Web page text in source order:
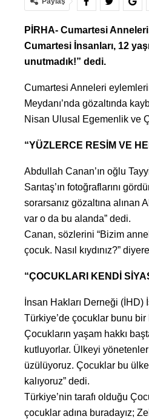
PİRHA- Cumartesi
Cumartesi İnsanları, 12
unutmadık!” dedi.
Cumartesi Anneleri
Meydanı’nda gözaltında
Nisan Ulusal Egemenlik ve
“YÜZLERCE RESİM VE
Abdullah Canan’ın oğlu
Sarıtaş’ın fotoğraflarını
sorarsanız gözaltına alınan
var o da bu alanda” dedi.
Canan, sözlerini “Bizim
çocuk. Nasıl kıydınız?”
“ÇOCUKLARI KENDİ
İnsan Hakları Derneği
Türkiye’de çocuklar bunu bir
Çocukların yaşam hakkı
kutluyorlar. Ülkeyi
üzülüyoruz. Çocuklar bu
kalıyoruz” dedi.
Türkiye’nin tarafı olduğu
çocuklar adına buradayız;